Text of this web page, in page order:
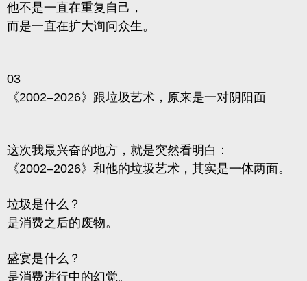
他不是一直在重复自己，
而是一直在扩大询问众生。
03
《2002–2026》跟垃圾艺术，原来是一对阴阳面
这次我最兴奋的地方，就是突然看明白：
《2002–2026》和他的垃圾艺术，其实是一体两面。
垃圾是什么？
是消费之后的废物。
盛宴是什么？
是消费进行中的幻觉。